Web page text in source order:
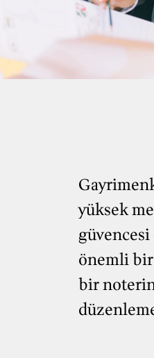
yüksek
önemli bir
bir noterin